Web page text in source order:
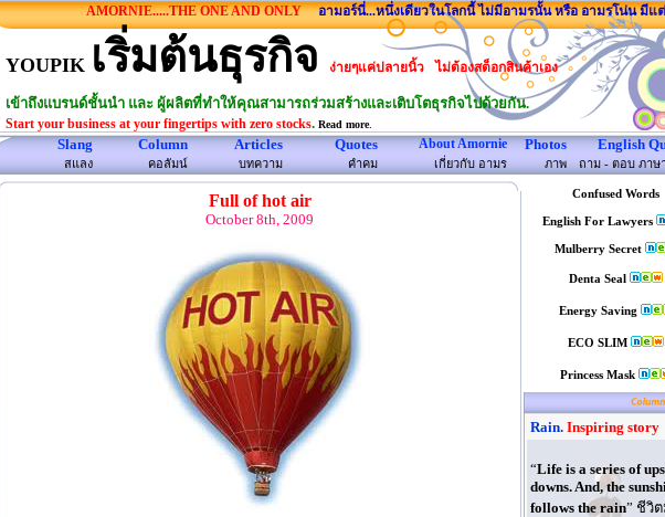
AMORNIE.....THE ONE AND ONLY อามอร์นี่...หนึ่งเดียวในโลกนี้ ไม่มีอามรนั้น หรือ อามรโน่น มีแต่อ
YOUPIK เริ่มต้นธุรกิจ ง่ายๆแค่ปลายนิ้ว ไม่ต้องสต็อกสินค้าเอง
เข้าถึงแบรนด์ชั้นนำ และ ผู้ผลิตที่ทำให้คุณสามารถร่วมสร้างและเติบโตธุรกิจไปด้วยกัน.
Start your business at your fingertips with zero stocks. Read more.
Slang Column Articles Quotes About Amornie Photos English
สแลง คอลัมน์ บทความ คําคม เกี่ยวกับ อามร ภาพ ถาม - ตอบ ภาษ
Full of hot air
October 8th, 2009
Confused Words
English For Lawyers
Mulberry Secret
Denta Seal
Energy Saving
ECO SLIM
Princess Mask
Rain. Inspiring story
“Life is a series of
downs. And, the
follows the rain” ชีวิ